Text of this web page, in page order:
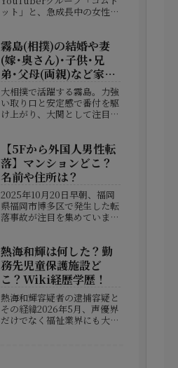
ット」と、急成長中の女性ア
ー）」に関する熱愛報道の予
告が文春オンラインによって
なされ、ネット上は一気に騒
然となっています。...
霧島(相撲)の結婚や妻
(嫁･奥さん)･子供･兄
弟･父母(両親)など家族
構成！
大相撲で活躍する霧島。力強
い取り口と安定感で番付を駆
け上がり、大関として注目を
を築いているのでしょうか。
この記事では、結婚相手や子
供、さらに両親や兄弟といっ
た家族について、できるだけ
自然な...
【5Fから外国人男性転
落】マンションどこ？
名前や住所は？
2025年10月20日早朝、福岡
県福岡市博多区で発生した転
落事故が注目を集めていま
30代の男性が5階の窓から飛
び降り、通行人の女性を巻き
込むという衝撃的な展開とな
りました。この事故で2名
が...
熱海和輝は何した？勤
務先児童保護施設ど
こ？Wiki経歴学歴！
熱海和輝容疑者の逮捕容疑と
その経緯2026年5月、声優界
だけでなく福祉業界にも大き